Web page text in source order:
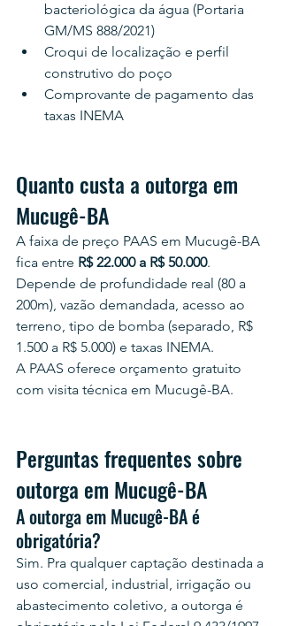
bacteriológica da água (Portaria
GM/MS 888/2021)
Croqui de localização e perfil
construtivo do poço
Comprovante de pagamento das
taxas INEMA
Quanto custa a outorga em
Mucugê-BA
A faixa de preço PAAS em Mucugê-BA
fica entre R$ 22.000 a R$ 50.000.
Depende de profundidade real (80 a
200m), vazão demandada, acesso ao
terreno, tipo de bomba (separado, R$
1.500 a R$ 5.000) e taxas INEMA.
A PAAS oferece orçamento gratuito
com visita técnica em Mucugê-BA.
Perguntas frequentes sobre
outorga em Mucugê-BA
A outorga em Mucugê-BA é
obrigatória?
Sim. Pra qualquer captação destinada a
uso comercial, industrial, irrigação ou
abastecimento coletivo, a outorga é